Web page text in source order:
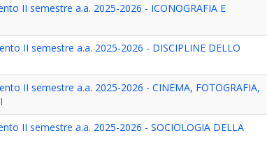
II semestre a.a. 2025-2026 - ICONOGRAFIA E
II semestre a.a. 2025-2026 - DISCIPLINE DELLO
II semestre a.a. 2025-2026 - CINEMA, FOTOGRAFIA,
II semestre a.a. 2025-2026 - SOCIOLOGIA DELLA